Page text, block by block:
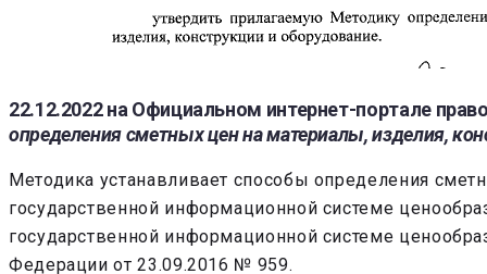
22.12.2022 на Официальном интернет-портале
определения сметных цен на материалы, изделия,
Методика устанавливает способы определения
государственной информационной системе
государственной информационной системе
Федерации от 23.09.2016 № 959.